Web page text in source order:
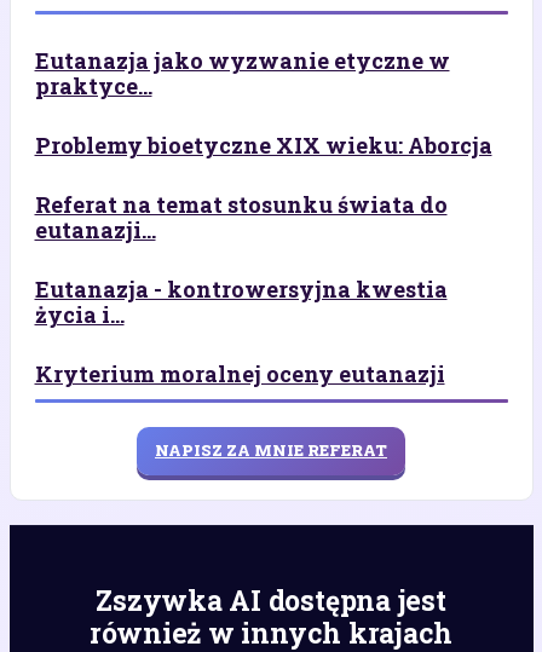
Eutanazja jako wyzwanie etyczne w
praktyce...
Problemy bioetyczne XIX wieku: Aborcja
Referat na temat stosunku świata do
eutanazji...
Eutanazja - kontrowersyjna kwestia
życia i...
Kryterium moralnej oceny eutanazji
NAPISZ ZA MNIE REFERAT
Zszywka AI dostępna jest
również w innych krajach